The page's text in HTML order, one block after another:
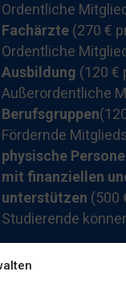
Ordentliche
Fachärzte (270 €
Ordentliche
Ausbildung (120 €
Außerordentliche
Berufsgruppen
Fördernde
physische
mit finanziellen
unterstützen (500
Studierende